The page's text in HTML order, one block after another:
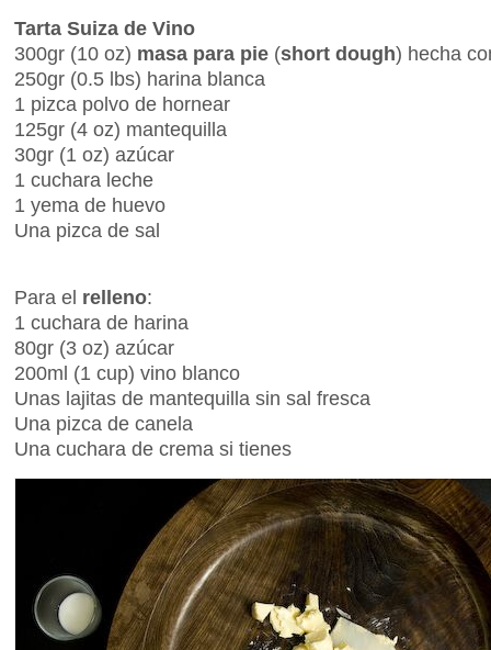
Tarta Suiza de Vino
300gr (10 oz) masa para pie (short dough) hecha
250gr (0.5 lbs) harina blanca
1 pizca polvo de hornear
125gr (4 oz) mantequilla
30gr (1 oz) azúcar
1 cuchara leche
1 yema de huevo
Una pizca de sal
Para el relleno:
1 cuchara de harina
80gr (3 oz) azúcar
200ml (1 cup) vino blanco
Unas lajitas de mantequilla sin sal fresca
Una pizca de canela
Una cuchara de crema si tienes